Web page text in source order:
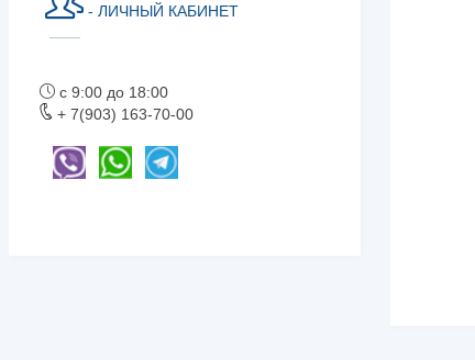
- ЛИЧНЫЙ КАБИНЕТ
с 9:00 до 18:00
+ 7(903) 163-70-00